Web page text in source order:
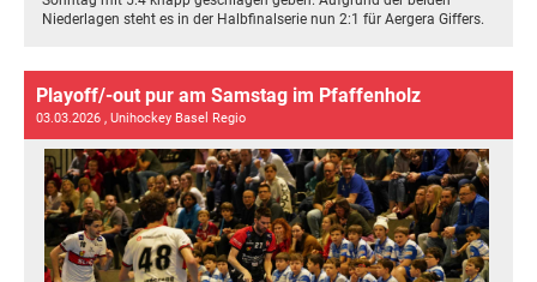
Niederlagen steht es in der Halbfinalserie nun 2:1 für Aergera Giffers.
Playoff/-out pur am Samstag im Pfaffenholz
03.03.2026 , Unihockey Basel Regio